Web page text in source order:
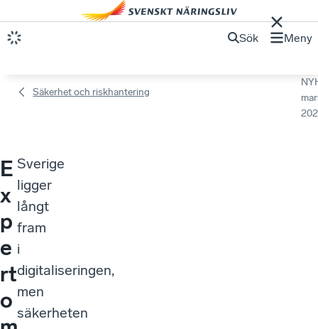
Sök Meny
Säkerhet och riskhantering
E
x
p
e
rt
o
Sverige
ligger
långt
fram
i
digitaliseringen,
men
säkerheten